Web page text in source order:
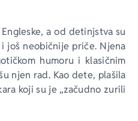
a od detinjstva su
još neobičnije priče. Njena
humoru i klasičnim
njen rad. Kao dete, plašila
koji su je „začudno zurili